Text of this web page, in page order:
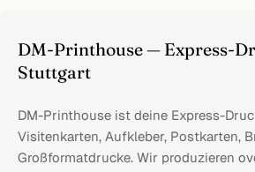
DM-Printhouse — Express-
Stuttgart
DM-Printhouse ist deine Express-
Visitenkarten, Aufkleber, Postkarten,
Großformatdrucke. Wir produzieren